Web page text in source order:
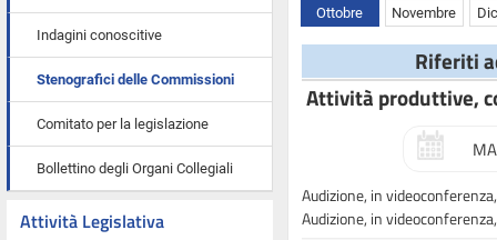
Indagini conoscitive
Stenografici delle Commissioni
Comitato per la legislazione
Bollettino degli Organi Collegiali
Attività Legislativa
Ottobre Novembre
Riferiti
Attività produttive,
Audizione, in
Audizione, in